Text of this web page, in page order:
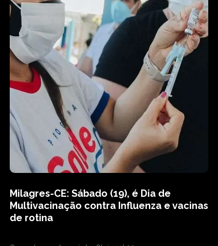
Milagres-CE: Sábado (19), é Dia de
Multivacinação contra Influenza e vacinas
de rotina